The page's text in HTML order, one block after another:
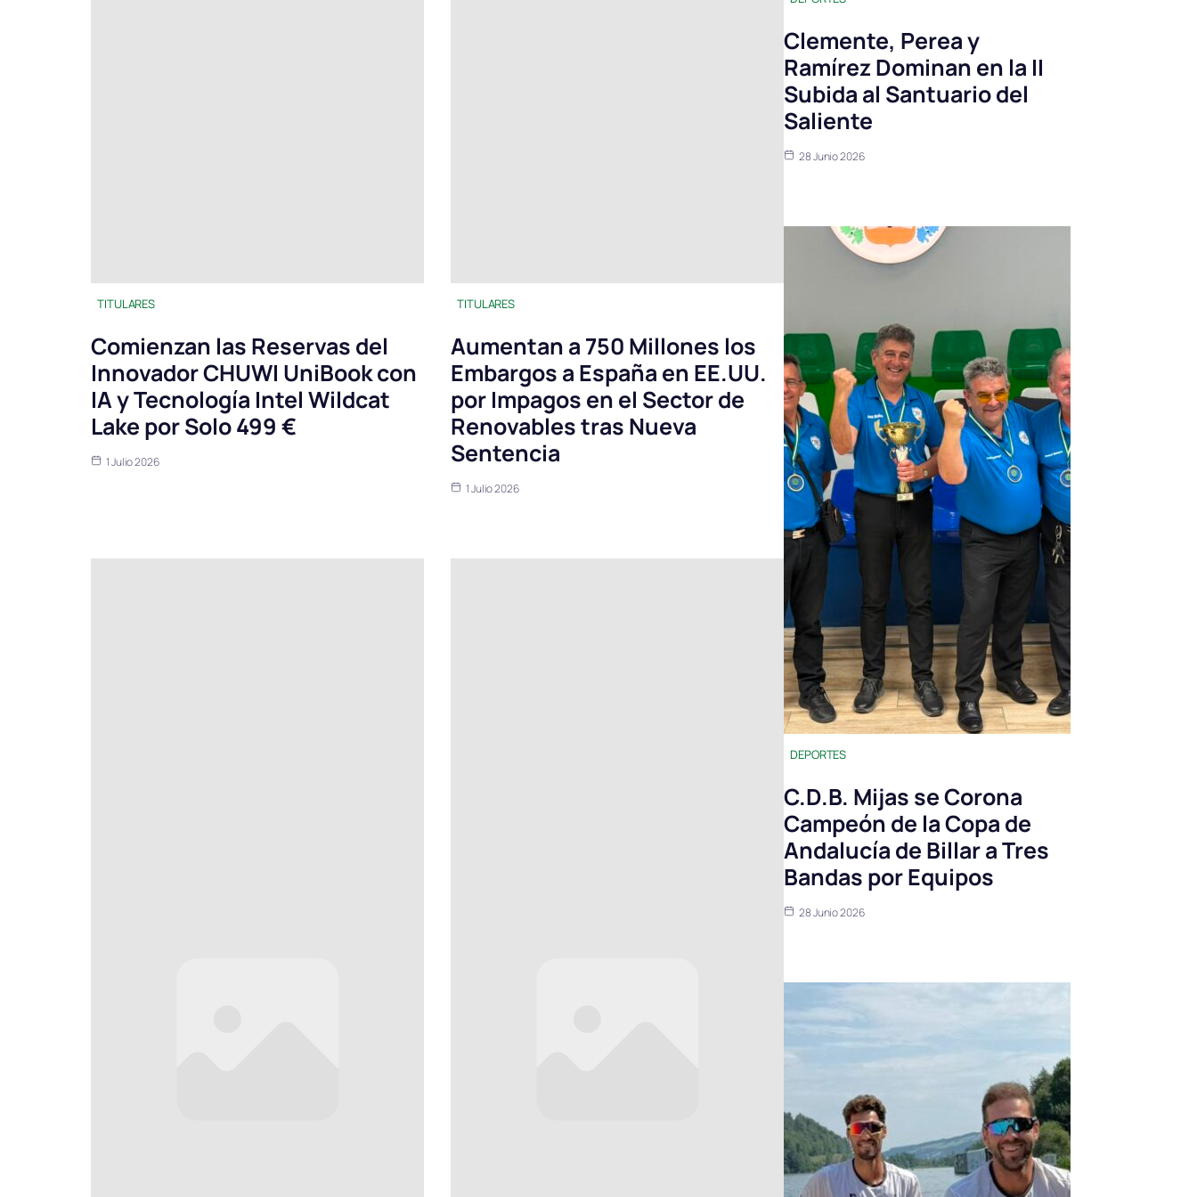
TITULARES
Comienzan las Reservas del
Innovador CHUWI UniBook con
IA y Tecnología Intel Wildcat
Lake por Solo 499 €
1 Julio 2026
TITULARES
Aumentan a 750 Millones los
Embargos a España en EE.UU.
por Impagos en el Sector de
Renovables tras Nueva
Sentencia
1 Julio 2026
Clemente, Perea y
Ramírez Dominan en la II
Subida al Santuario del
Saliente
28 Junio 2026
DEPORTES
C.D.B. Mijas se Corona
Campeón de la Copa de
Andalucía de Billar a Tres
Bandas por Equipos
28 Junio 2026